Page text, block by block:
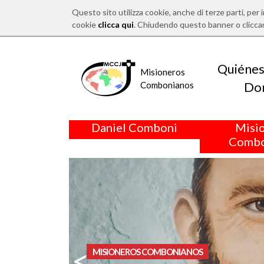
Questo sito utilizza cookie, anche di terze parti, per
cookie clicca qui. Chiudendo questo banner o
Misioneros
Combonianos
Daniel Comboni